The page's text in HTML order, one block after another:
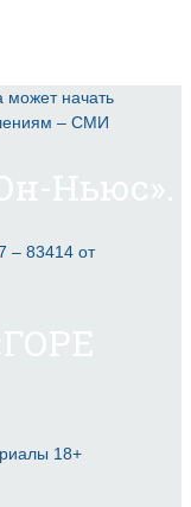
может начать
– СМИ
– 83414 от
18+